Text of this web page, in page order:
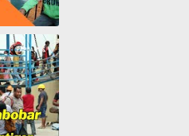
GMI Pos Pelayanan Biji Sesawi Jayapura Gelar Bakti Sosial Pengobatan Umum Gratis